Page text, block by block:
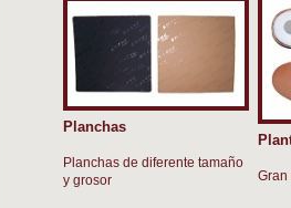
Planchas
Planchas de diferente tamaño
y grosor
Gran